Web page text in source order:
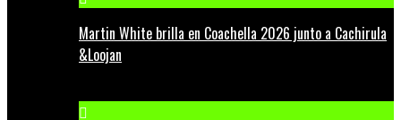
Martin White brilla en Coachella 2026 junto a Cachirula
&Loojan